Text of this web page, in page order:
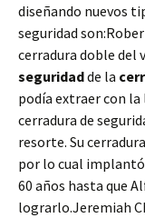
diseñando nuevos
seguridad
cerradura doble del
seguridadde la
podía extraer con
cerradura de
resorte. Su
por lo cual implantó
60 años hasta que
lograrlo.Jeremiah